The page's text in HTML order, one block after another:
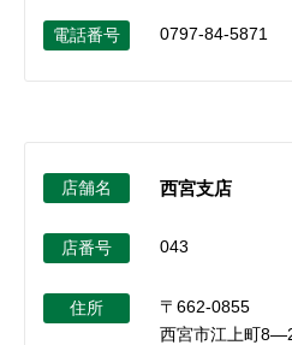
電話番号 0797-84-5871
店舗名 西宮支店
店番号 043
住所
〒662-0855
西宮市江上町